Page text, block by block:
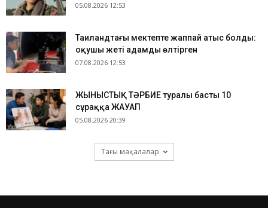
05.08.2026 12:53
Таиландтағы мектепте жаппай атыс болды:
оқушы жеті адамды өлтірген
07.08.2026 12:53
ЖЫНЫСТЫҚ ТӘРБИЕ туралы басты 10
сұраққа ЖАУАП
05.08.2026 20:39
Тағы мақалалар